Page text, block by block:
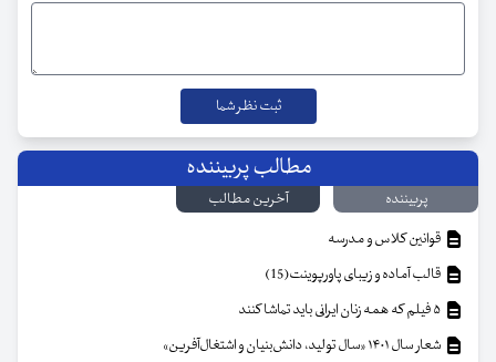
مطالب پربیننده
پربیننده
آخرین مطالب
قوانین کلاس و مدرسه
قالب آماده و زیبای پاورپوینت(15)
شعار سال ۱۴۰۱ «سال تولید، دانش‌بنیان و اشتغال‌آفرین»